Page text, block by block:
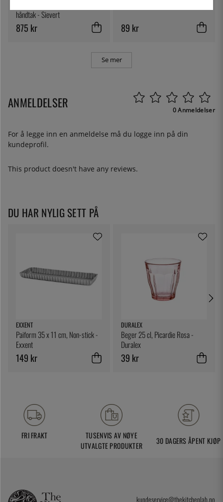
håndtak - Sievert
875 kr 89 kr
Se mer
ANMELDELSER 0 Anmeldelser
For å legge inn en anmeldelse må du logge inn på din
kundeprofil.
This product doesn't have any reviews.
DU HAR NYLIG SETT PÅ
EXXENT
Paiform 35 x 11 cm, Non-stick -
Exxent
149 kr
DURALEX
Beger 25 cl, Picardie Rosa -
Duralex
39 kr
FRI FRAKT
TUSENVIS AV NØYE
UTVALGTE PRODUKTER
30 DAGERS ÅPENT KJØP
kundeservice@thekitchenlab.no